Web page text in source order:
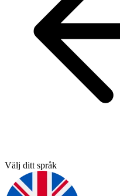
Välj ditt språk